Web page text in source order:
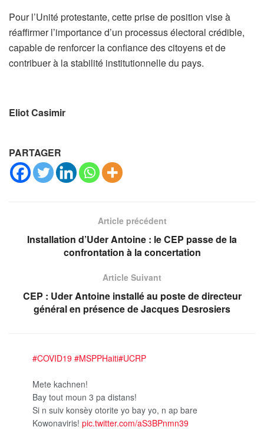
Pour l’Unité protestante, cette prise de position vise à
réaffirmer l’importance d’un processus électoral crédible,
capable de renforcer la confiance des citoyens et de
contribuer à la stabilité institutionnelle du pays.
Eliot Casimir
PARTAGER
Article précédent
Installation d’Uder Antoine : le CEP passe de la
confrontation à la concertation
Article Suivant
CEP : Uder Antoine installé au poste de directeur
général en présence de Jacques Desrosiers
#COVID19 #MSPPHaiti#UCRP
Mete kachnen!
Bay tout moun 3 pa distans!
Si n suiv konsèy otorite yo bay yo, n ap bare
Kowonaviris! pic.twitter.com/aS3BPnmn39